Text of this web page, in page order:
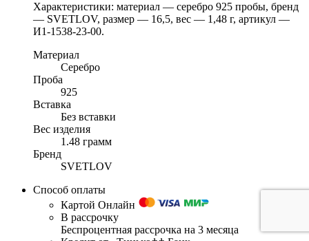
Характеристики: материал — серебро 925 пробы, бренд
— SVETLOV, размер — 16,5, вес — 1,48 г, артикул —
И1-1538-23-00.
Материал
Серебро
Проба
925
Вставка
Без вставки
Вес изделия
1.48 грамм
Бренд
SVETLOV
Способ оплаты
Картой Онлайн
В рассрочку
Беспроцентная рассрочка на 3 месяца